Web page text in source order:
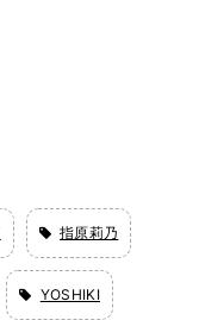
指原莉乃
YOSHIKI